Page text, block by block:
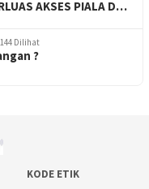
AKSES PIALA D…
144 Dilihat
?
KODE ETIK